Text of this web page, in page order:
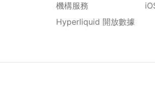
機構服務
Hyperliquid 開放數據